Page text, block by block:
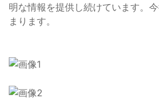
明な情報を提供し続けています。
まります。